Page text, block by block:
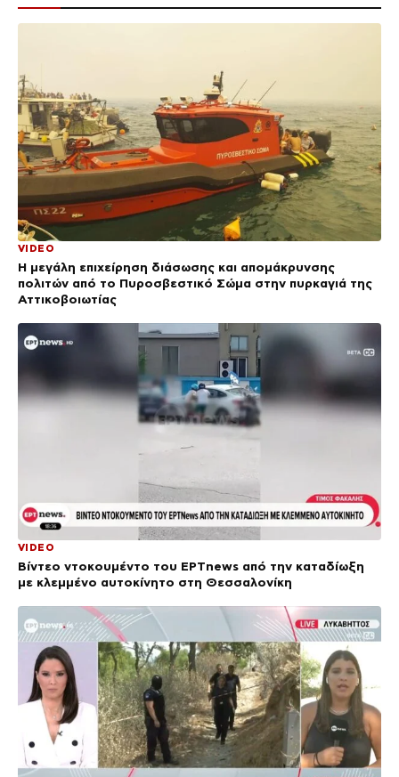
VIDEO
Η μεγάλη επιχείρηση διάσωσης και απομάκρυνσης
πολιτών από το Πυροσβεστικό Σώμα στην πυρκαγιά της
Αττικοβοιωτίας
VIDEO
Βίντεο ντοκουμέντο του ΕΡΤnews από την καταδίωξη
με κλεμμένο αυτοκίνητο στη Θεσσαλονίκη